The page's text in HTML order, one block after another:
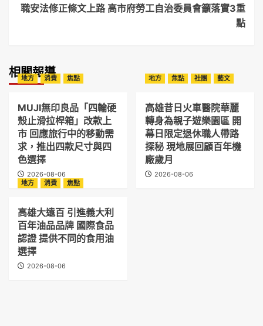
職安法修正條文上路 高市府勞工自治委員會籲落實3重
點
相關報導
地方 消費 焦點
MUJI無印良品「四輪硬
殼止滑拉桿箱」改款上
市 回應旅行中的移動需
求，推出四款尺寸與四
色選擇
2026-08-06
地方 焦點 社團 藝文
高雄昔日火車醫院華麗
轉身為親子遊樂園區 開
幕日限定退休職人帶路
探秘 現地展回顧百年機
廠歲月
2026-08-06
地方
消費 焦點
高雄大遠百 引進義大利
百年油品品牌 國際食品
認證 提供不同的食用油
選擇
2026-08-06